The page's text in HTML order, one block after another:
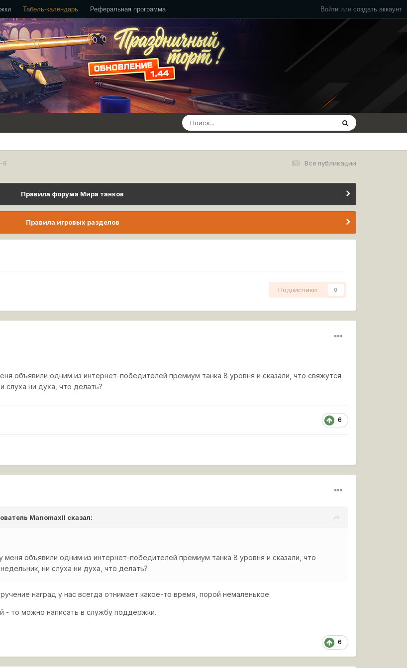
Войти или создать аккаунт
Табель-календарь Реферальная программа
Все публикации
6
Правила форума Мира танков
Правила игровых разделов
Подписчики 0
объявили одним из интернет-победителей премиум танка 8 уровня и сказали, что свяжутся
слуха ни духа, что делать?
6
ManomaxII сказал:
меня объявили одним из интернет-победителей премиум танка 8 уровня и сказали, что
ни слуха ни духа, что делать?
наград у нас всегда отнимает какое-то время, порой немаленькое.
- то можно написать в службу поддержки.
6